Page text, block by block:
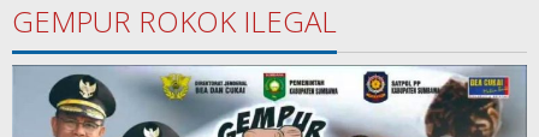
GEMPUR ROKOK ILEGAL